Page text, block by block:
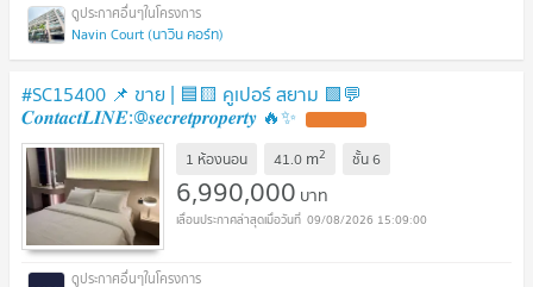
Navin Court (นาวิน คอร์ท)
#SC15400 📌 ขาย | 🟦🟨 คูเปอร์ สยาม 🟩💬
𝑪𝒐𝒏𝒕𝒂𝒄𝒕𝑳𝑰𝑵𝑬:@𝒔𝒆𝒄𝒓𝒆𝒕𝒑𝒓𝒐𝒑𝒆𝒓𝒕𝒚 🔥✨
1 ห้องนอน 41.0 m2 ชั้น6
6,990,000 บาท
09/08/2026 15:09:00